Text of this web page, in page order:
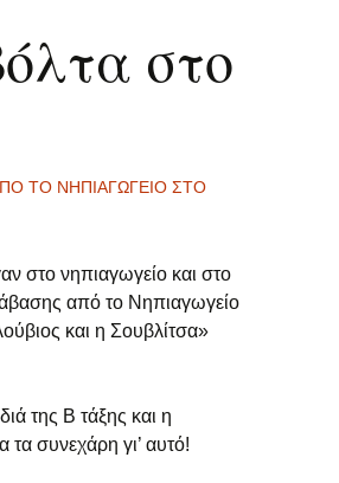
στο
ΤΟ ΝΗΠΙΑΓΩΓΕΙΟ ΣΤΟ
στο νηπιαγωγείο και στο
από το Νηπιαγωγείο
και η Σουβλίτσα»
της Β τάξης και η
τα συνεχάρη γι’ αυτό!